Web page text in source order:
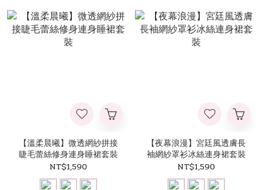
【溫柔晨曦】微透網紗拼接
睫毛蕾絲修身連身睡裙套裝
NT$1,590
【夜幕浪漫】宮廷風透膚長
袖網紗罩衫冰絲連身裙套裝
NT$1,590